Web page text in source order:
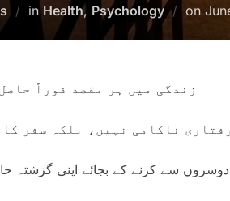
in Health, Psychology on
زندگی میں ہر مقصد فوراً
ناکامی نہیں، بلکہ سفر
سے کرنے کے بجائے اپنی گزشتہ